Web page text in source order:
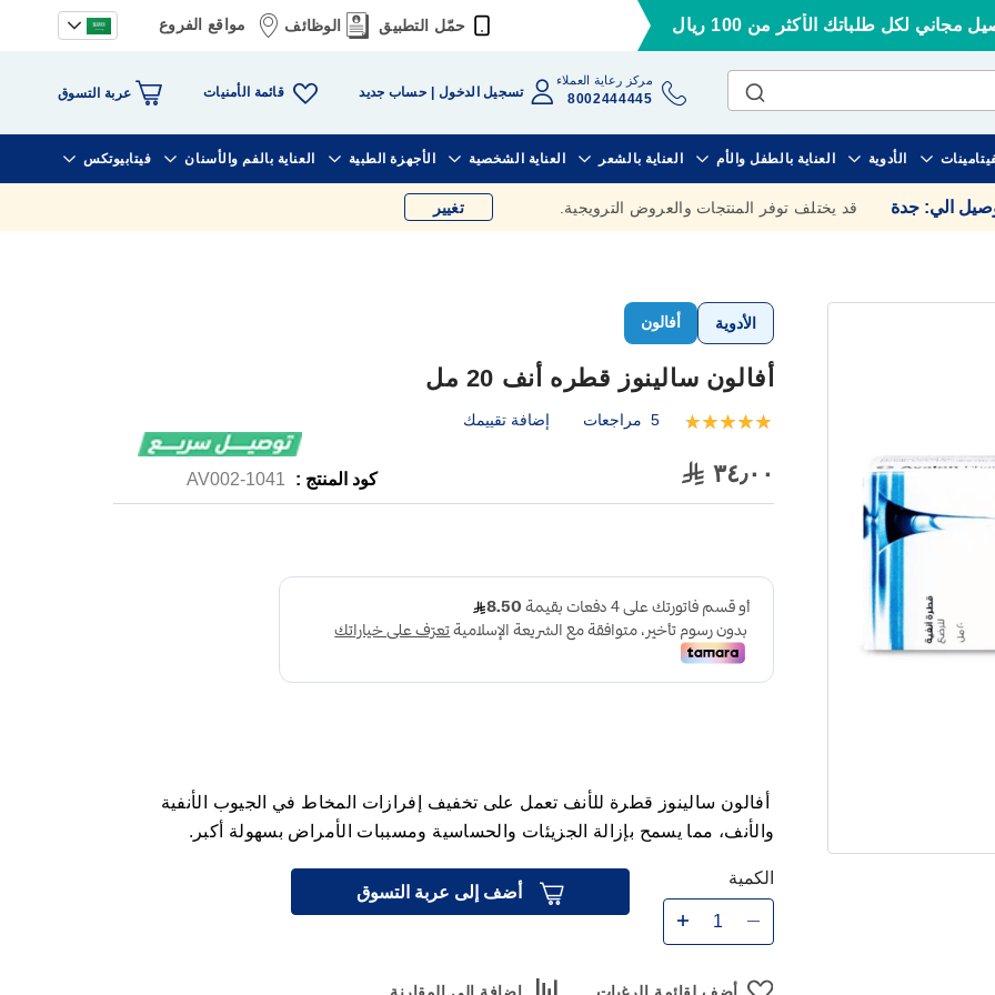
مجاني لكل طلباتك الأكثر من 100 ريال حمّل التطبيق الوظائف مواقع الفروع
مركز رعاية العملاء
8002444445 تسجيل الدخول حساب جديد قائمة الأمنيات عربة التسوق
الأدوية العناية بالطفل والأم العناية بالشعر العناية الشخصية الأجهزة الطبية العناية بالفم والأسنان فيتابيوتكس
الي: جدة قد يختلف توفر المنتجات والعروض الترويجية. تغيير
الأدوية أفالون
أفالون سالينوز قطره أنف 20 مل
تقييم:
5 مراجعات إضافة تقييمك
٣٤٫٠٠ كود المنتج : 1041-AV002
أفالون سالينوز قطرة للأنف تعمل على تخفيف إفرازات المخاط في الجيوب الأنفية